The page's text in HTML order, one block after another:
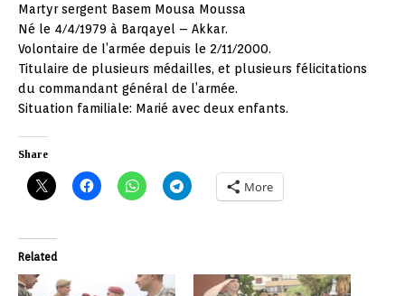
Martyr sergent Basem Mousa Moussa
Né le 4/4/1979 à Barqayel – Akkar.
Volontaire de l’armée depuis le 2/11/2000.
Titulaire de plusieurs médailles, et plusieurs félicitations
du commandant général de l’armée.
Situation familiale: Marié avec deux enfants.
Share
More
Related